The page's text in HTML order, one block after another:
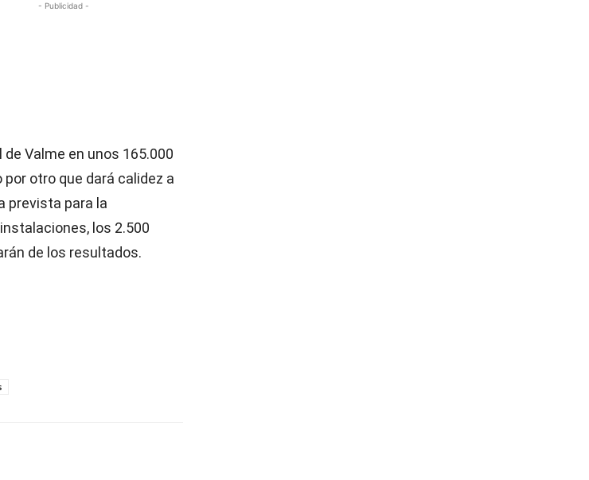
- Publicidad -
Valme en unos 165.000
otro que dará calidez a
prevista para la
los 2.500
de los resultados.